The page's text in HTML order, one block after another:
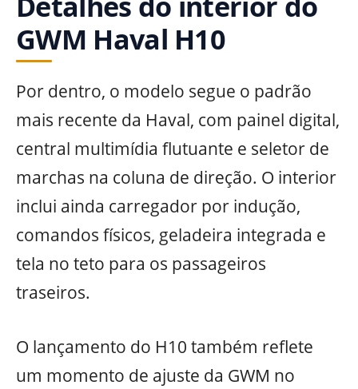
GWM Haval H10
Por dentro, o modelo segue o padrão
mais recente da Haval, com painel digital,
central multimídia flutuante e seletor de
marchas na coluna de direção. O interior
inclui ainda carregador por indução,
comandos físicos, geladeira integrada e
tela no teto para os passageiros
traseiros.
O lançamento do H10 também reflete
um momento de ajuste da GWM no